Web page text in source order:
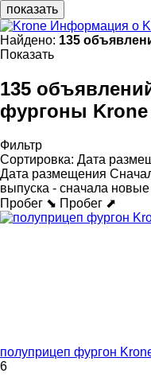
показать
Информация о
Найдено: 135
Показать
135
фургоны Krone
Фильтр
Сортировка: Дата
Дата размещения
выпуска - сначала новые
Пробег ⬊ Пробег ⬈
полуприцеп фургон
6